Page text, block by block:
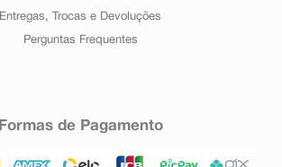
Entregas, Trocas e Devoluções
Perguntas Frequentes
Formas de Pagamento